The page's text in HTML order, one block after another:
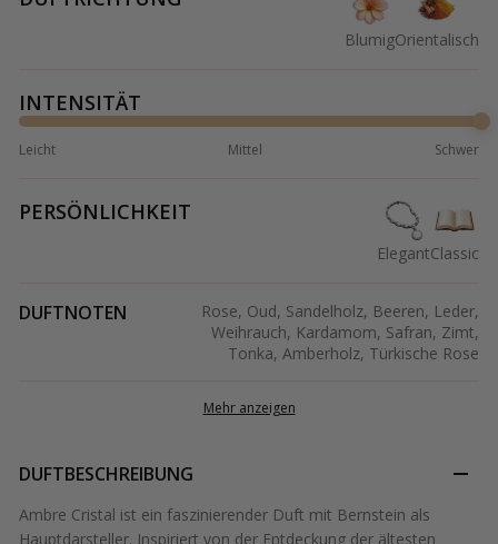
BlumigOrientalisch
INTENSITÄT
Leicht Mittel Schwer
PERSÖNLICHKEIT
ElegantClassic
DUFTNOTEN
Rose, Oud, Sandelholz, Beeren, Leder,
Weihrauch, Kardamom, Safran, Zimt,
Tonka, Amberholz, Türkische Rose
Mehr anzeigen
DUFTBESCHREIBUNG
Ambre Cristal ist ein faszinierender Duft mit Bernstein als
Hauptdarsteller. Inspiriert von der Entdeckung der ältesten